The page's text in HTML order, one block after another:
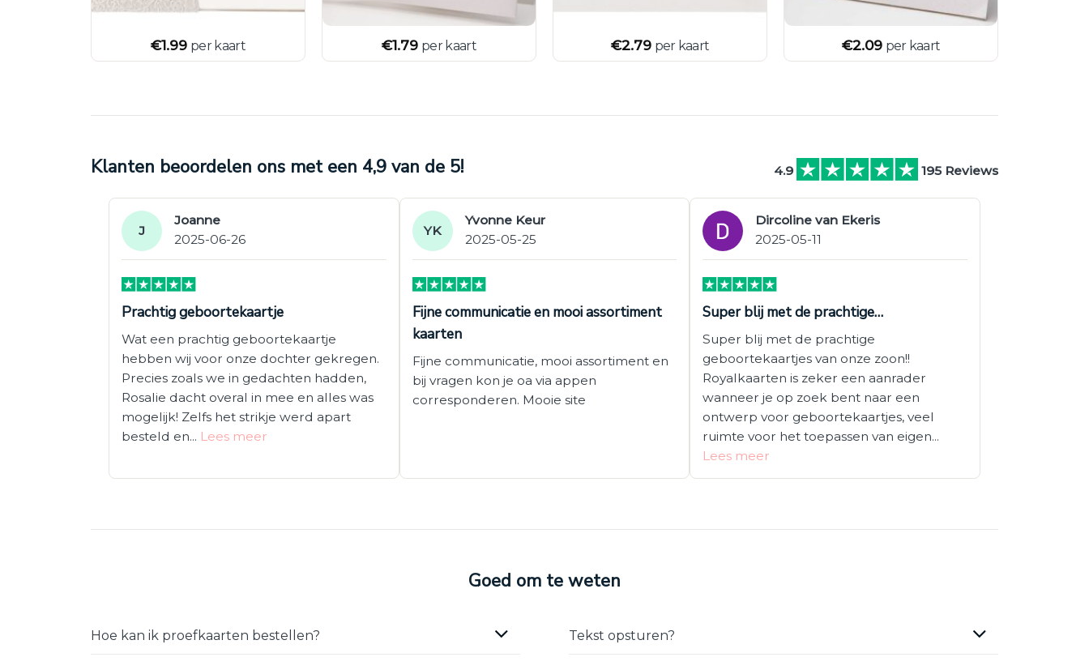
€1.99 per kaart €1.79 per kaart €2.79 per kaart €2.09 per kaart
Klanten beoordelen ons met een 4,9 van de 5! 4.9 195 Reviews
J
Joanne
2025-06-26
Prachtig geboortekaartje
Wat een prachtig geboortekaartje
hebben wij voor onze dochter gekregen.
Precies zoals we in gedachten hadden,
Rosalie dacht overal in mee en alles was
mogelijk! Zelfs het strikje werd apart
besteld en... Lees meer
YK
Yvonne Keur
2025-05-25
Fijne communicatie en mooi assortiment
kaarten
Fijne communicatie, mooi assortiment en
bij vragen kon je oa via appen
corresponderen. Mooie site
Dircoline van Ekeris
2025-05-11
Super blij met de prachtige…
Super blij met de prachtige
geboortekaartjes van onze zoon!!
Royalkaarten is zeker een aanrader
wanneer je op zoek bent naar een
ontwerp voor geboortekaartjes, veel
ruimte voor het toepassen van eigen...
Lees meer
Goed om te weten
Hoe kan ik proefkaarten bestellen? Tekst opsturen?